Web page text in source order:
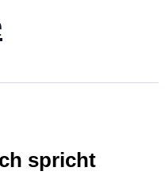
spricht